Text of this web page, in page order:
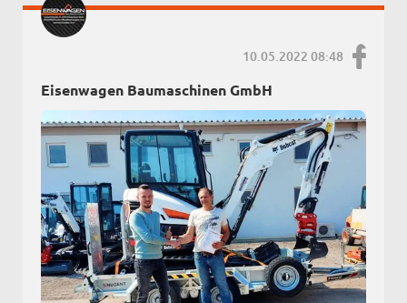
10.05.2022 08:48
Eisenwagen Baumaschinen GmbH